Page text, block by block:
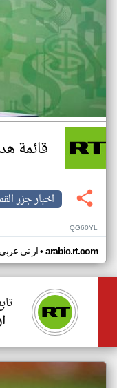
قائمة
اخبار جزر
QG60YL
ار تي عربي• arabic.rt.com